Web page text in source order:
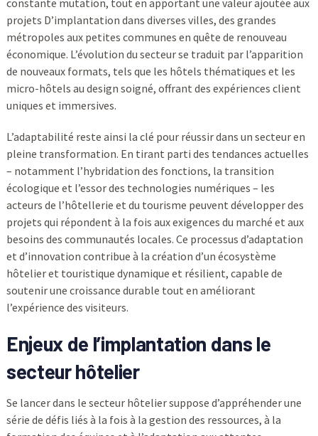
constante mutation, tout en apportant une valeur ajoutée aux
projets D’implantation dans diverses villes, des grandes
métropoles aux petites communes en quête de renouveau
économique. L’évolution du secteur se traduit par l’apparition
de nouveaux formats, tels que les hôtels thématiques et les
micro-hôtels au design soigné, offrant des expériences client
uniques et immersives.
L’adaptabilité reste ainsi la clé pour réussir dans un secteur en
pleine transformation. En tirant parti des tendances actuelles
– notamment l’hybridation des fonctions, la transition
écologique et l’essor des technologies numériques – les
acteurs de l’hôtellerie et du tourisme peuvent développer des
projets qui répondent à la fois aux exigences du marché et aux
besoins des communautés locales. Ce processus d’adaptation
et d’innovation contribue à la création d’un écosystème
hôtelier et touristique dynamique et résilient, capable de
soutenir une croissance durable tout en améliorant
l’expérience des visiteurs.
Enjeux de l’implantation dans le
secteur hôtelier
Se lancer dans le secteur hôtelier suppose d’appréhender une
série de défis liés à la fois à la gestion des ressources, à la